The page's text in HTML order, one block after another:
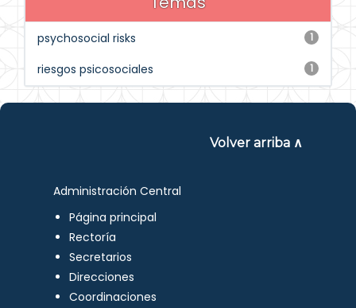
1
psychosocial risks
1
riesgos psicosociales
Volver arriba ∧
Administración Central
Página principal
Rectoría
Secretarios
Direcciones
Coordinaciones